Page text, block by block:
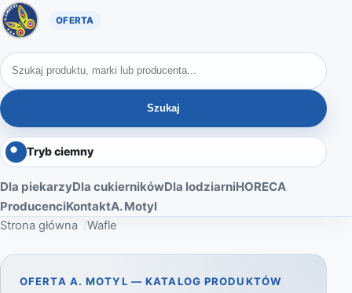
Oferta A. Motyl
Szukaj produktów
Szukaj
Tryb ciemny
Dla piekarzyDla cukiernikówDla lodziarniHORECA
ProducenciKontaktA. Motyl
Strona główna Wafle
OFERTA A. MOTYL — KATALOG PRODUKTÓW